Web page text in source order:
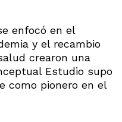
enfocó en el
y el recambio
crearon una
Estudio supo
como pionero en el